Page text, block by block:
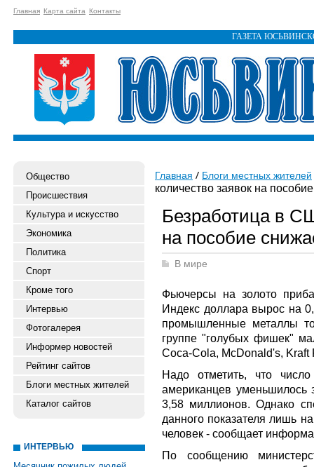
Главная Карта сайта Контакты
ГАЗЕТА
Общество
Происшествия
Культура и искусство
Экономика
Политика
Спорт
Кроме того
Интервью
Фотогалерея
Информер новостей
Рейтинг сайтов
Блоги местных жителей
Каталог сайтов
ИНТЕРВЬЮ
Главная Блоги местных жителей
количество заявок на
Безработица в
на пособие
В мире
Фьючерсы на золото
Индекс доллара вырос на
промышленные металлы
группе "голубых фишек"
Coca-Cola, McDonald's, Kraft
Надо отметить, что
американцев уменьшилось
3,58 миллионов. Однако
данного показателя лишь
человек - сообщает
По сообщению